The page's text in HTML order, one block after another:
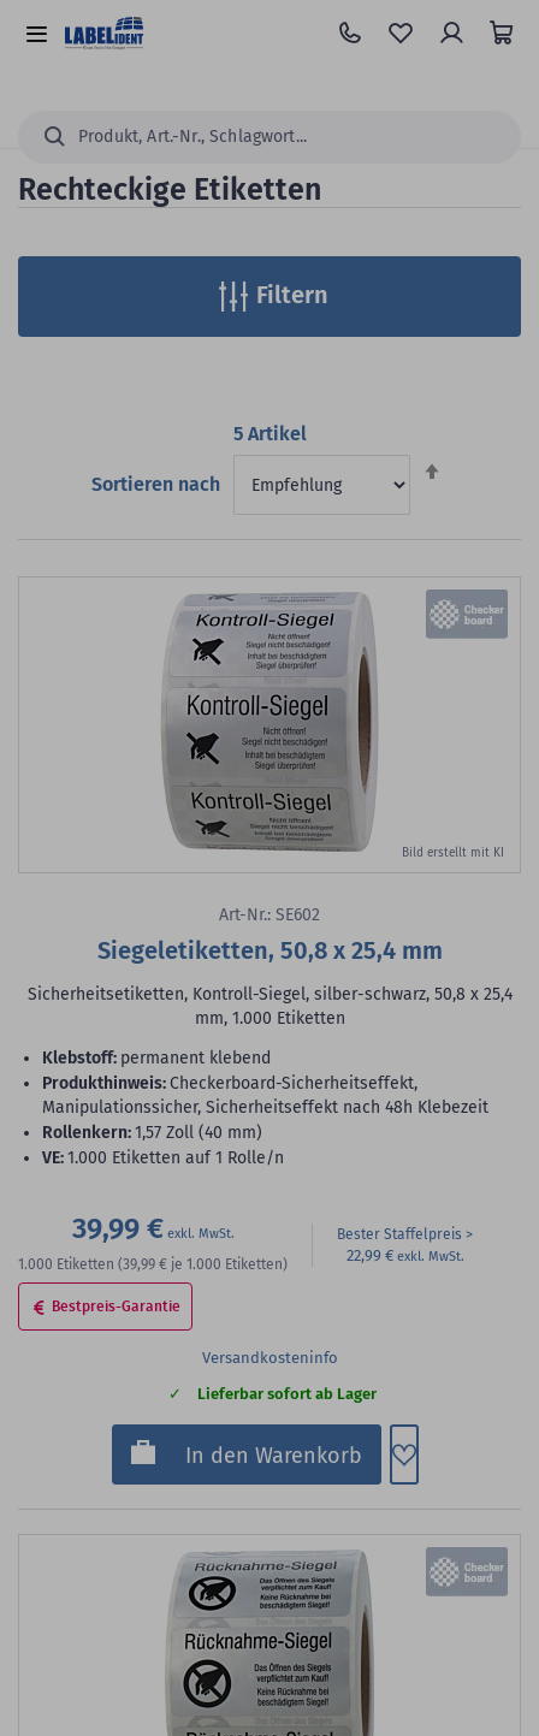
Hauptinhalt
springen
Alle
Suchen...
Rechteckige Etiketten
5Artikel
Sortieren nach
Bild erstellt mit KI
Art-Nr.: SE602
Siegeletiketten, 50,8 x 25,4 mm
Sicherheitsetiketten, Kontroll-Siegel, silber-schwarz, 50,8 x 25,4
mm, 1.000 Etiketten
Klebstoff: permanent klebend
Produkthinweis:Checkerboard-Sicherheitseffekt,
Manipulationssicher, Sicherheitseffekt nach 48h Klebezeit
Rollenkern:1,57 Zoll (40 mm)
VE:1.000 Etiketten auf 1 Rolle/n
39,99 €
1.000 Etiketten (39,99 € je 1.000 Etiketten)
Bester Staffelpreis
22,99 €
Bestpreis-Garantie
Versandkosteninfo
Lieferbar sofort ab Lager
In den Warenkorb Zum
Filtern